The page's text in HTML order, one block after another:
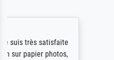
ik beoordeel
Door de 69505